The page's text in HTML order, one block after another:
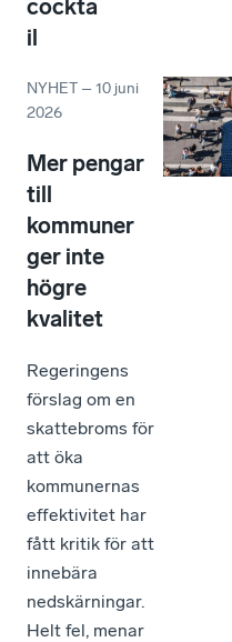
cockta
il
NYHET –10 juni
2026
Mer pengar
till
kommuner
ger inte
högre
kvalitet
Regeringens
förslag om en
skattebroms för
att öka
kommunernas
effektivitet har
fått kritik för att
innebära
nedskärningar.
Helt fel, menar